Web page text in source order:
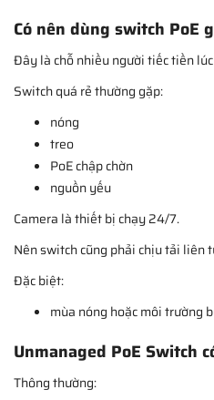
Có nên dùng switch PoE
Đây là chỗ nhiều người tiếc tiền
Switch quá rẻ thường gặp:
nóng
treo
PoE chập chờn
nguồn yếu
Camera là thiết bị chạy 24/7.
Nên switch cũng phải chịu tải liên
Đặc biệt:
mùa nóng hoặc môi trường
Unmanaged PoE Switch
Thông thường: